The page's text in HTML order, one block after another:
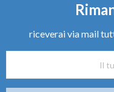
riceverai via mail